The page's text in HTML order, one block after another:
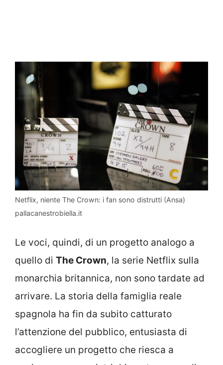
Netflix, niente The Crown: i fan sono distrutti (Ansa)
pallacanestrobiella.it
Le voci, quindi, di un progetto analogo a
quello di The Crown, la serie Netflix sulla
monarchia britannica, non sono tardate ad
arrivare. La storia della famiglia reale
spagnola ha fin da subito catturato
l’attenzione del pubblico, entusiasta di
accogliere un progetto che riesca a